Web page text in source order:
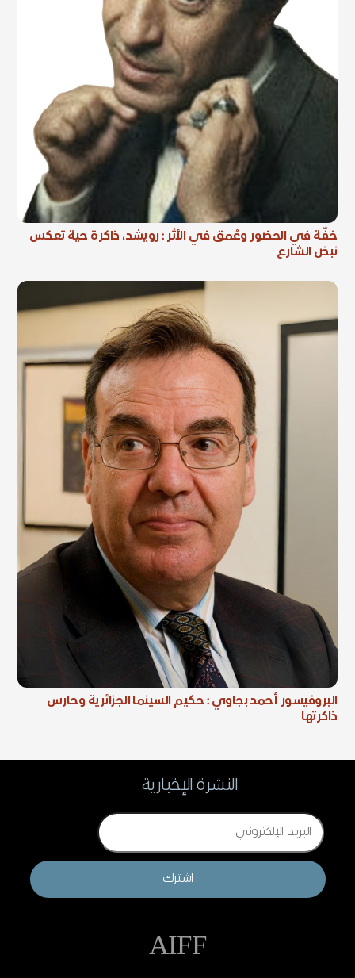
خفّة في الحضور وعُمق في الأثر : رويشد، ذاكرة حية تعكس
نبض الشارع
البروفيسور أحمد بجاوي : حكيم السينما الجزائرية وحارس
ذاكرتها
النشرة الإخبارية
Email
اشترك
AIFF